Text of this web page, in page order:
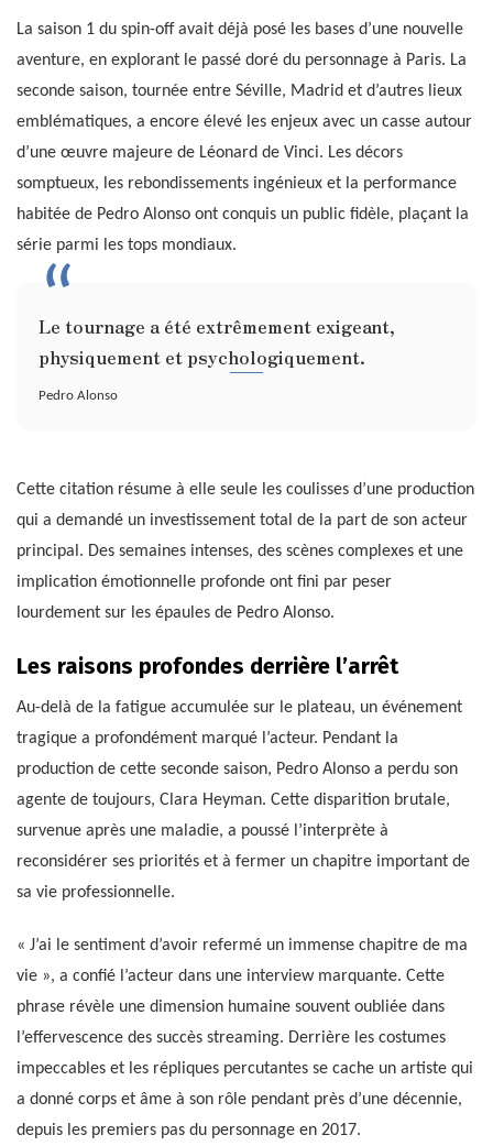
La saison 1 du spin-off avait déjà posé les bases d’une nouvelle
aventure, en explorant le passé doré du personnage à Paris. La
seconde saison, tournée entre Séville, Madrid et d’autres lieux
emblématiques, a encore élevé les enjeux avec un casse autour
d’une œuvre majeure de Léonard de Vinci. Les décors
somptueux, les rebondissements ingénieux et la performance
habitée de Pedro Alonso ont conquis un public fidèle, plaçant la
série parmi les tops mondiaux.
Le tournage a été extrêmement exigeant,
physiquement et psychologiquement.
Pedro Alonso
Cette citation résume à elle seule les coulisses d’une production
qui a demandé un investissement total de la part de son acteur
principal. Des semaines intenses, des scènes complexes et une
implication émotionnelle profonde ont fini par peser
lourdement sur les épaules de Pedro Alonso.
Les raisons profondes derrière l’arrêt
Au-delà de la fatigue accumulée sur le plateau, un événement
tragique a profondément marqué l’acteur. Pendant la
production de cette seconde saison, Pedro Alonso a perdu son
agente de toujours, Clara Heyman. Cette disparition brutale,
survenue après une maladie, a poussé l’interprète à
reconsidérer ses priorités et à fermer un chapitre important de
sa vie professionnelle.
« J’ai le sentiment d’avoir refermé un immense chapitre de ma
vie », a confié l’acteur dans une interview marquante. Cette
phrase révèle une dimension humaine souvent oubliée dans
l’effervescence des succès streaming. Derrière les costumes
impeccables et les répliques percutantes se cache un artiste qui
a donné corps et âme à son rôle pendant près d’une décennie,
depuis les premiers pas du personnage en 2017.